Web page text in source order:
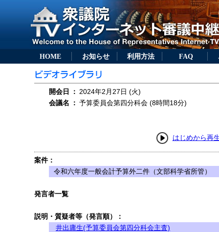
HOME お知らせ 利用方法 FAQ
開会日 ： 2024年2月27日 (火)
会議名
： 予算委員会第四分科会 (8時間18分)
はじめから再
案件：
令和六年度一般会計予算外二件（文部科学省所管）
発言者一覧
説明・質疑者等（発言順）：
井出庸生(予算委員会第四分科会主査)